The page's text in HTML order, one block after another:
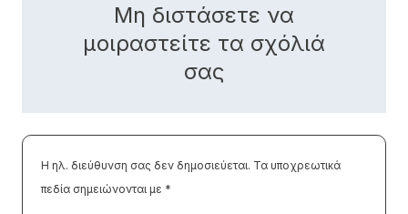
Μη διστάσετε να
μοιραστείτε τα σχόλιά
σας
Η ηλ. διεύθυνση σας δεν δημοσιεύεται. Τα υποχρεωτικά
πεδία σημειώνονται με *